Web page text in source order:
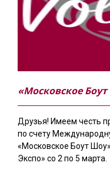
«Московское
Друзья! Имеем честь
по счету
«Московское Боут
Экспо» со 2 по 5 марта.